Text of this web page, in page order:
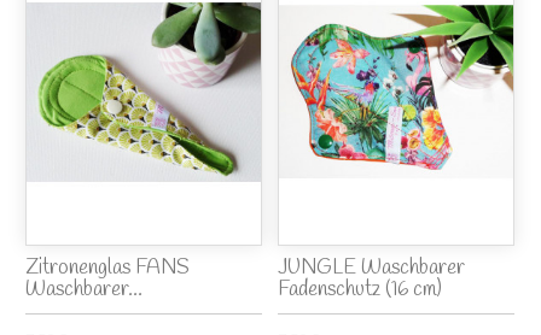
Zitronenglas FANS
Waschbarer...
JUNGLE Waschbarer
Fadenschutz (16 cm)